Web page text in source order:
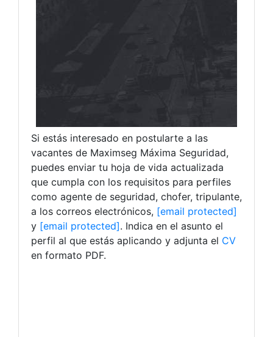
Si estás interesado en postularte a las
vacantes de Maximseg Máxima Seguridad,
puedes enviar tu hoja de vida actualizada
que cumpla con los requisitos para perfiles
como agente de seguridad, chofer, tripulante,
a los correos electrónicos, [email protected]
y [email protected]. Indica en el asunto el
perfil al que estás aplicando y adjunta el CV
en formato PDF.